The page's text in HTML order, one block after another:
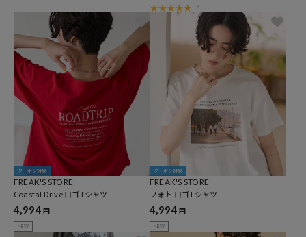
1
クーポン対象
FREAK'S STORE
Coastal Drive ロゴTシャツ
4,994 円
NEW
クーポン対象
FREAK'S STORE
フォト ロゴTシャツ
4,994 円
NEW